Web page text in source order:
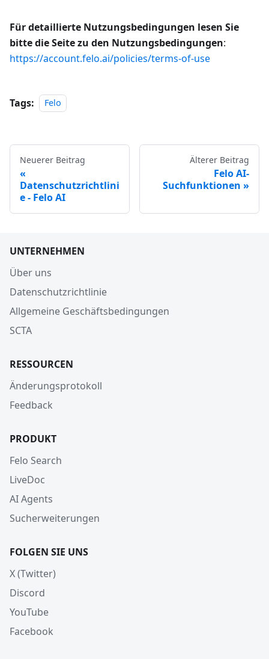
Für detaillierte Nutzungsbedingungen lesen Sie
bitte die Seite zu den Nutzungsbedingungen:
https://account.felo.ai/policies/terms-of-use
Tags: Felo
Neuerer Beitrag
Datenschutzrichtlini
e - Felo AI
Älterer Beitrag
Felo AI-
Suchfunktionen
UNTERNEHMEN
Über uns
Datenschutzrichtlinie
Allgemeine Geschäftsbedingungen
SCTA
RESSOURCEN
Änderungsprotokoll
Feedback
PRODUKT
Felo Search
LiveDoc
AI Agents
Sucherweiterungen
FOLGEN SIE UNS
X (Twitter)
Discord
YouTube
Facebook